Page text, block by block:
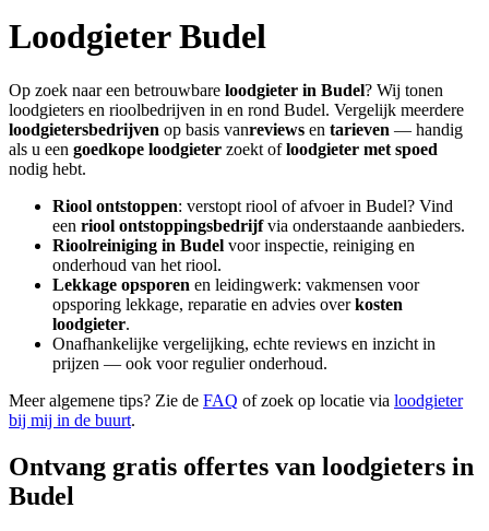
LoodgieterBudel
Op zoek naar een betrouwbare loodgieter in Budel? Wij tonen
loodgieters en rioolbedrijven in en rond Budel. Vergelijk meerdere
loodgietersbedrijven op basis vanreviews en tarieven — handig
als u een goedkope loodgieter zoekt ofloodgieter met spoed
nodig hebt.
Riool ontstoppen: verstopt riool of afvoer in Budel? Vind
een riool ontstoppingsbedrijfvia onderstaande aanbieders.
Rioolreiniging in Budel voor inspectie, reiniging en
onderhoud van het riool.
Lekkage opsporen en leidingwerk: vakmensen voor
opsporing lekkage, reparatie en advies overkosten
loodgieter.
Onafhankelijke vergelijking, echte reviews en inzicht in
prijzen — ook voor regulier onderhoud.
Meer algemene tips? Zie de FAQ of zoek op locatie via loodgieter
bij mij in de buurt.
Ontvang gratis offertes van loodgieters in
Budel